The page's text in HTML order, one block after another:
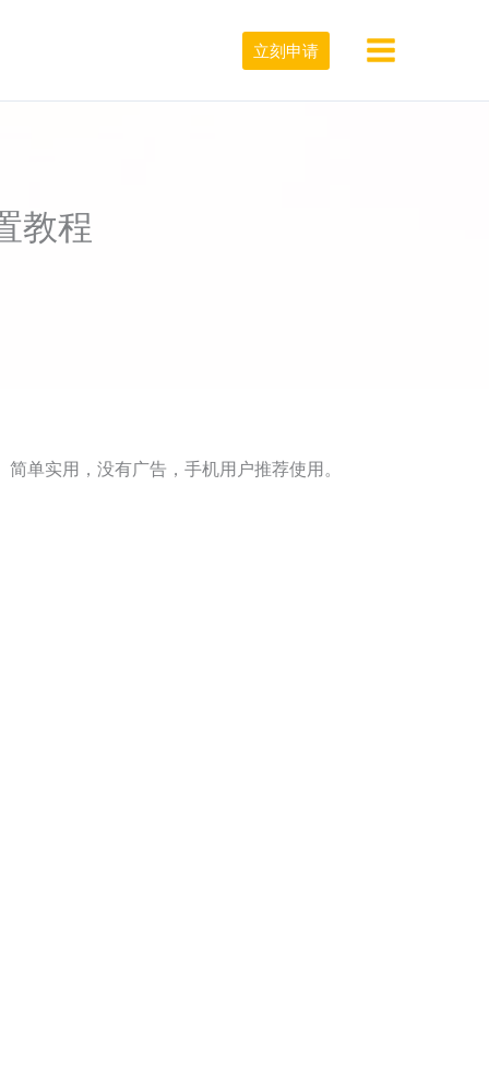
立刻申请
教程
单实用，没有广告，手机用户推荐使用。